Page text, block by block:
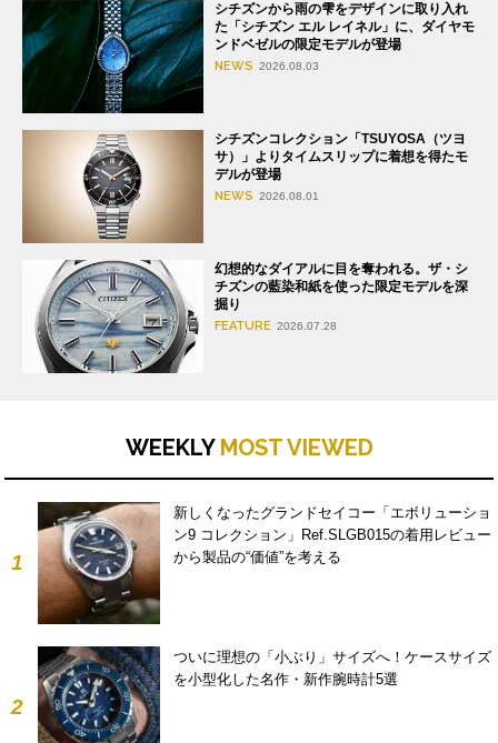
シチズンから雨の雫をデザインに取り入れ
た「シチズン エル レイネル」に、ダイヤモ
ンドベゼルの限定モデルが登場
NEWS 2026.08.03
シチズンコレクション「TSUYOSA（ツヨ
サ）」よりタイムスリップに着想を得たモ
デルが登場
NEWS 2026.08.01
幻想的なダイアルに目を奪われる。ザ・シ
チズンの藍染和紙を使った限定モデルを深
掘り
FEATURE 2026.07.28
WEEKLY MOST VIEWED
1
新しくなったグランドセイコー「エボリューショ
ン9 コレクション」Ref.SLGB015の着用レビュー
から製品の“価値”を考える
2
ついに理想の「小ぶり」サイズへ！ケースサイズ
を小型化した名作・新作腕時計5選